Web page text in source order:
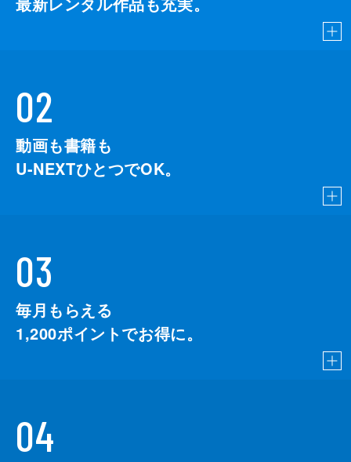
02
動画も書籍も
U-NEXTひとつでOK。
03
毎月もらえる
1,200ポイントでお得に。
04